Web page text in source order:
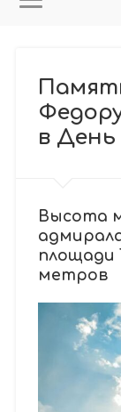
в
Высота
площади
метров